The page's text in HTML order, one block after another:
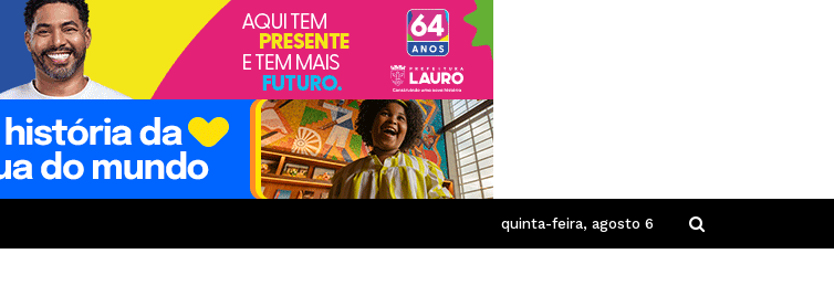
quinta-feira, agosto 6